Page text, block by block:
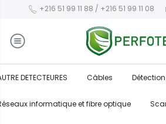
+216 51 99 11 88 / +216 51 99 11 08
DETECTEURES Câbles
informatique et fibre optique